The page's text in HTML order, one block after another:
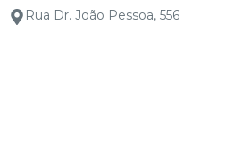
Rua Dr. João Pessoa, 556